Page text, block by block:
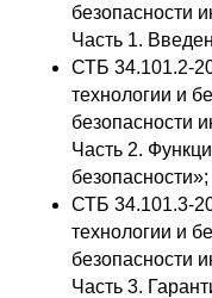
безопасности
Часть 1.
СТБ 34.101.2-
технологии и
безопасности
Часть 2.
безопасности»;
СТБ 34.101.3-
технологии и
безопасности
Часть 3.